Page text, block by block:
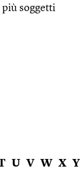
più soggetti
U V W X Y